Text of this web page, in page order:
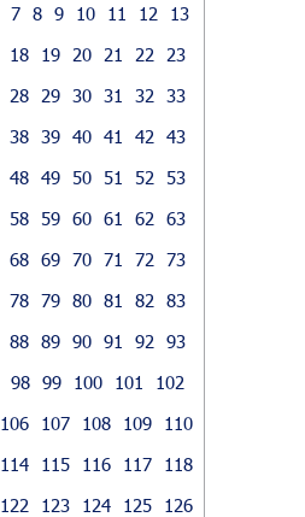
7 8 9 10 11 12
13
18 19 20 21 22
23
28 29 30 31 32
33
38 39 40 41 42
43
48 49 50 51 52
53
58 59 60 61 62
63
68 69 70 71 72
73
78 79 80 81 82
83
88 89 90 91 92
93
98 99 100 101
102
106 107 108 109
110
114 115 116 117
118
122 123 124 125
126